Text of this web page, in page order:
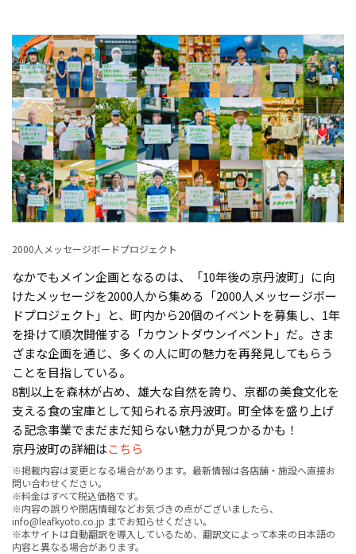
2000人メッセージボードプロジェクト
なかでもメイン企画となるのは、「10年後の京丹波町」に向
けたメッセージを2000人から集める「2000人メッセージボー
ドプロジェクト」と、町内から20個のイベントを募集し、1年
を掛けて順次開催する「カウントダウンイベント」だ。さま
ざまな企画を通じ、多くの人に町の魅力を再発見してもらう
ことを目指している。
8割以上を森林が占め、雄大な自然を誇り、京都の美食文化を
支える食の宝庫として知られる京丹波町。町全体を盛り上げ
る記念事業でまだまだ知らない魅力が見つかるかも！
京丹波町の詳細はこちら
※掲載内容は変更となる場合があります。最新情報は各店舗・施設へ直接お
問い合わせください。
※料金はすべて税込価格です。
※内容の誤りや閉店情報などお気づきの点がございましたら、
info@leafkyoto.co.jp までお知らせください。
※本サイトは自動翻訳を導入しているため、翻訳文によって本来の日本語の
内容と異なる場合があります。